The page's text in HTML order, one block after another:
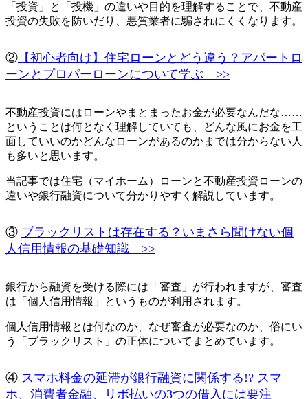
「投資」と「投機」の違いや目的を理解することで、不動産
投資の失敗を防いだり、悪質業者に騙されにくくなります。
② 【初心者向け】住宅ローンとどう違う？アパートロ
ーンとプロパーローンについて学ぶ >>
不動産投資にはローンやまとまったお金が必要なんだな……
ということは何となく理解していても、どんな風にお金を工
面していいのかどんなローンがあるのかまでは分からない人
も多いと思います。
当記事では住宅（マイホーム）ローンと不動産投資ローンの
違いや銀行融資について分かりやすく解説しています。
③ ブラックリストは存在する？いまさら聞けない個
人信用情報の基礎知識 >>
銀行から融資を受ける際には「審査」が行われますが、審査
は「個人信用情報」というものが利用されます。
個人信用情報とは何なのか、なぜ審査が必要なのか、俗にい
う「ブラックリスト」の正体についてまとめています。
④ スマホ料金の延滞が銀行融資に関係する!? スマ
ホ、消費者金融、リボ払いの3つの借入には要注